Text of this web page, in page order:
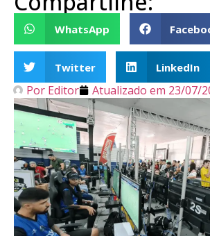
WhatsApp
Twitter LinkedIn
Por Editor Atualizado em 23/07/